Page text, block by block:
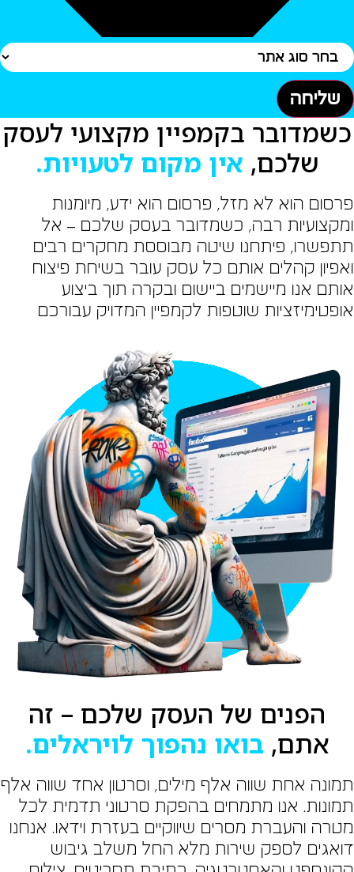
שליחה
בקמפיין מקצועי לעסק
שלכם, אין מקום לטעויות.
הוא לא מזל, פרסום הוא ידע, מיומנות
רבה, כשמדובר בעסק שלכם – אל
פיתחנו שיטה מבוססת מחקרים רבים
קהלים אותם כל עסק עובר בשיחת פיצוח
אנו מיישמים ביישום ובקרה תוך ביצוע
שוטפות לקמפיין המדויק עבורכם
הפנים של העסק שלכם – זה
אתם, בואו נהפוך לויראלים.
אחת שווה אלף מילים, וסרטון אחד שווה אלף
אנו מתמחים בהפקת סרטוני תדמית לכל
והעברת מסרים שיווקיים בעזרת וידאו. אנחנו
לספק שירות מלא החל משלב גיבוש